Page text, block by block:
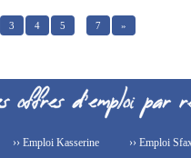
3 4 5 7 »
›› Emploi Kasserine
›› Emploi